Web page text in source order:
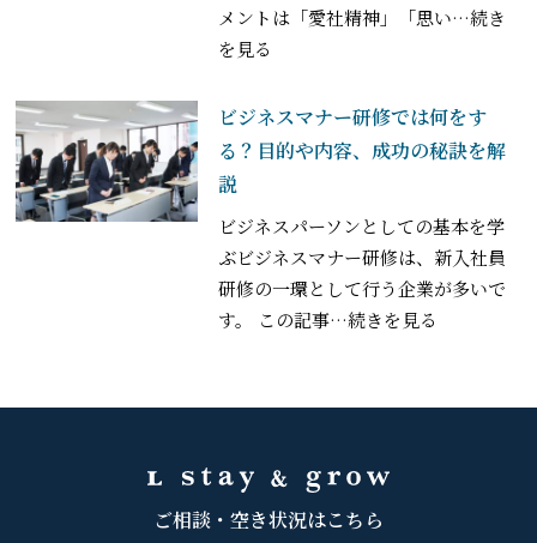
メントは「愛社精神」「思い…続き
を見る
ビジネスマナー研修では何をす
る？目的や内容、成功の秘訣を解
説
ビジネスパーソンとしての基本を学
ぶビジネスマナー研修は、新入社員
研修の一環として行う企業が多いで
す。 この記事…続きを見る
ご相談・空き状況はこちら